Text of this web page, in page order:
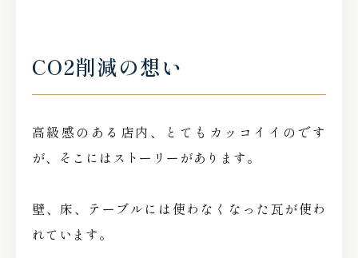
CO2削減の想い
高級感のある店内、とてもカッコイイのです
が、そこにはストーリーがあります。
壁、床、テーブルには使わなくなった瓦が使わ
れています。